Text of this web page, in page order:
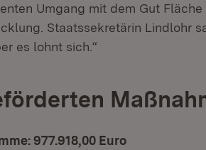
Umgang mit dem Gut
Staatssekretärin Lindlohr
es lohnt sich.“
977.918,00 Euro